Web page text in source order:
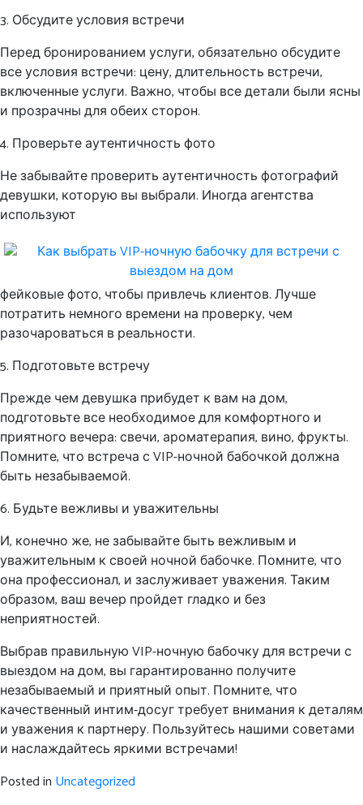
3. Обсудите условия встречи
Перед бронированием услуги, обязательно обсудите
все условия встречи: цену, длительность встречи,
включенные услуги. Важно, чтобы все детали были ясны
и прозрачны для обеих сторон.
4. Проверьте аутентичность фото
Не забывайте проверить аутентичность фотографий
девушки, которую вы выбрали. Иногда агентства
используют
фейковые фото, чтобы привлечь клиентов. Лучше
потратить немного времени на проверку, чем
разочароваться в реальности.
5. Подготовьте встречу
Прежде чем девушка прибудет к вам на дом,
подготовьте все необходимое для комфортного и
приятного вечера: свечи, ароматерапия, вино, фрукты.
Помните, что встреча с VIP-ночной бабочкой должна
быть незабываемой.
6. Будьте вежливы и уважительны
И, конечно же, не забывайте быть вежливым и
уважительным к своей ночной бабочке. Помните, что
она профессионал, и заслуживает уважения. Таким
образом, ваш вечер пройдет гладко и без
неприятностей.
Выбрав правильную VIP-ночную бабочку для встречи с
выездом на дом, вы гарантированно получите
незабываемый и приятный опыт. Помните, что
качественный интим-досуг требует внимания к деталям
и уважения к партнеру. Пользуйтесь нашими советами
и наслаждайтесь яркими встречами!
Posted in Uncategorized